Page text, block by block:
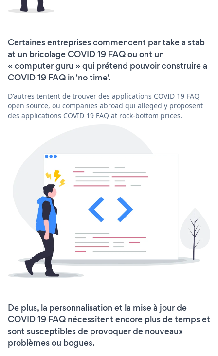
Certaines entreprises commencent par take a stab
at un bricolage COVID 19 FAQ ou ont un
« computer guru » qui prétend pouvoir construire a
COVID 19 FAQ in 'no time'.
D'autres tentent de trouver des applications COVID 19 FAQ
open source, ou companies abroad qui allegedly proposent
des applications COVID 19 FAQ at rock-bottom prices.
De plus, la personnalisation et la mise à jour de
COVID 19 FAQ nécessitent encore plus de temps et
sont susceptibles de provoquer de nouveaux
problèmes ou bogues.